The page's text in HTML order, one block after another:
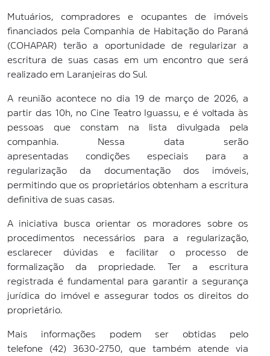
Mutuários, compradores e ocupantes de imóveis
financiados pela Companhia de Habitação do Paraná
(COHAPAR) terão a oportunidade de regularizar a
escritura de suas casas em um encontro que será
realizado em Laranjeiras do Sul.
A reunião acontece no dia 19 de março de 2026, a
partir das 10h, no Cine Teatro Iguassu, e é voltada às
pessoas que constam na lista divulgada pela
companhia. Nessa data serão
apresentadas
condições especiais para a
regularização da documentação dos imóveis,
permitindo que os proprietários obtenham a escritura
definitiva de suas casas.
A iniciativa busca orientar os moradores sobre os
procedimentos necessários para a regularização,
esclarecer dúvidas e facilitar o processo de
formalização da propriedade. Ter a escritura
registrada é fundamental para garantir a segurança
jurídica do imóvel e assegurar todos os direitos do
proprietário.
Mais informações podem ser obtidas pelo
telefone
(42) 3630-2750, que também atende via